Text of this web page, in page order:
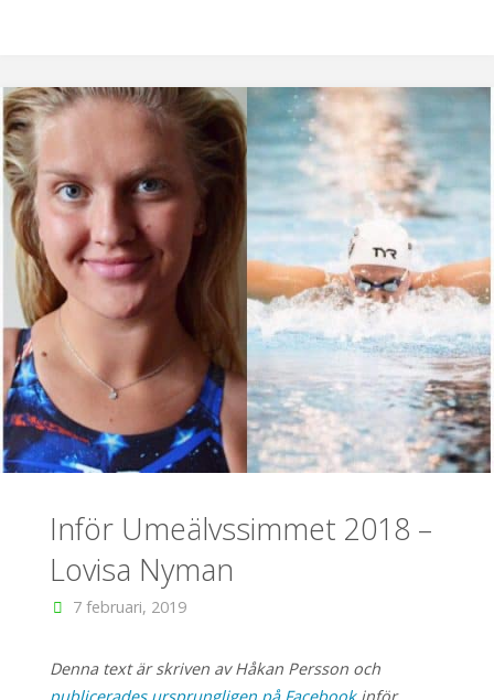
Inför Umeälvssimmet 2018 –
Lovisa Nyman
7 februari, 2019
Denna text är skriven av Håkan Persson och